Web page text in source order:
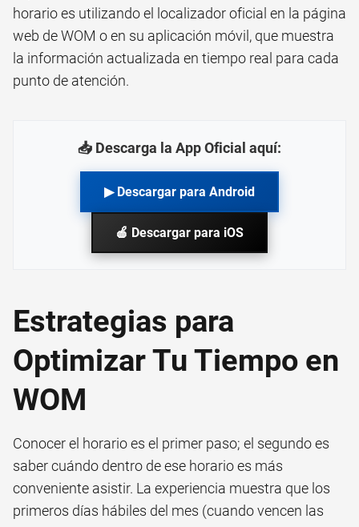
horario es utilizando el localizador oficial en la página
web de WOM o en su aplicación móvil, que muestra
la información actualizada en tiempo real para cada
punto de atención.
📥 Descarga la App Oficial aquí:
▶ Descargar para Android
🍎 Descargar para iOS
Estrategias para
Optimizar Tu Tiempo en
WOM
Conocer el horario es el primer paso; el segundo es
saber cuándo dentro de ese horario es más
conveniente asistir. La experiencia muestra que los
primeros días hábiles del mes (cuando vencen las